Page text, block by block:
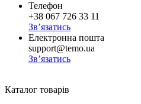
Телефон
+38 067 726 33 11
Зв’язатись
Електронна пошта
support@temo.ua
Зв’язатись
Каталог товарів